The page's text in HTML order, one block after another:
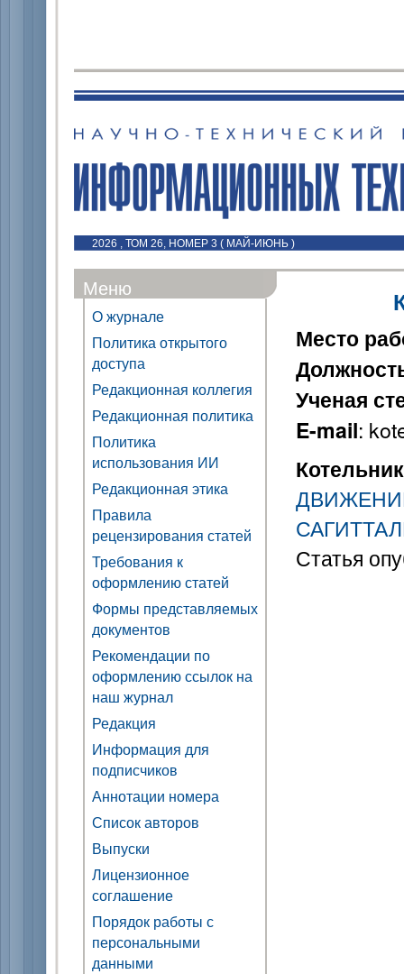
2026 , ТОМ 26, НОМЕР 3 ( МАЙ-ИЮНЬ )
Меню
О журнале
Политика открытого
доступа
Редакционная коллегия
Редакционная политика
Политика
использования ИИ
Редакционная этика
Правила
рецензирования статей
Требования к
оформлению статей
Формы представляемых
документов
Рекомендации по
оформлению ссылок на
наш журнал
Редакция
Информация для
подписчиков
Аннотации номера
Список авторов
Выпуски
Лицензионное
соглашение
Порядок работы с
персональными
данными
Место
Ученая
E-mail:
Статья